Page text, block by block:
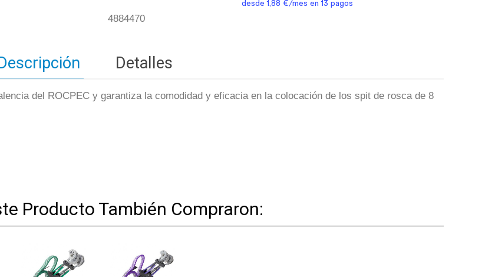
4884470
Detalles
del ROCPEC y garantiza la comodidad y eficacia en la colocación de los spit de rosca de 8
Producto También Compraron: